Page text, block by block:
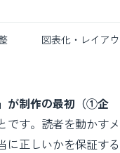
図表化・レイア
が制作の最初（①企
です。読者を動かすメ
に正しいかを保証する